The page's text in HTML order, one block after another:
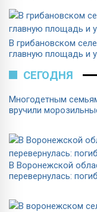
В грибановском
главную площадь и
СЕГОДНЯ
Многодетным
вручили
В Воронежской
перевернулась: